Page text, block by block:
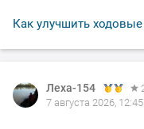
Как улучшить
Леха-154
7 августа 2026, 12:45
Леха-154
7 августа 2026, 00:14